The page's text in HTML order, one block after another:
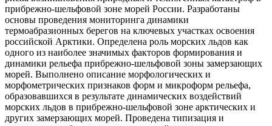
прибрежно-шельфовой зоне морей России. Разработаны
основы проведения мониторинга динамики
термоабразионных берегов на ключевых участках освоения
российской Арктики. Определена роль морских льдов как
одного из наиболее значимых факторов формирования и
динамики рельефа прибрежно-шельфовой зоны замерзающих
морей. Выполнено описание морфологических и
морфометрических признаков форм и микроформ рельефа,
образовавшихся в результате динамических воздействий
морских льдов в прибрежно-шельфовой зоне арктических и
других замерзающих морей. Проведена типизация и